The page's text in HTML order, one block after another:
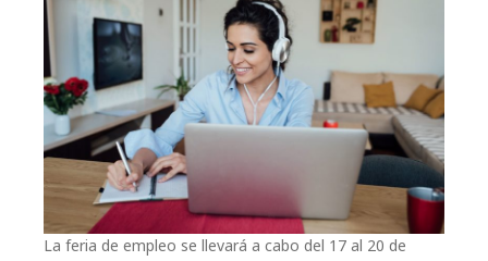
La feria de empleo se llevará a cabo del 17 al 20 de